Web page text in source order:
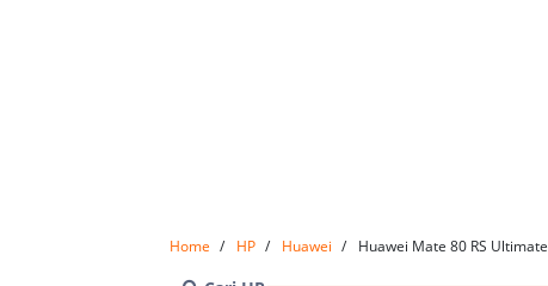
Home HP Huawei Huawei Mate 80 RS Ultimate